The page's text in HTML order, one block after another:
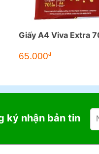
Giấy A4 Viva Extra
65.000đ
ký nhận bản tin